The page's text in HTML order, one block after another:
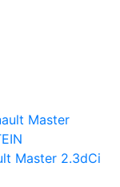
Master 2.3dCi